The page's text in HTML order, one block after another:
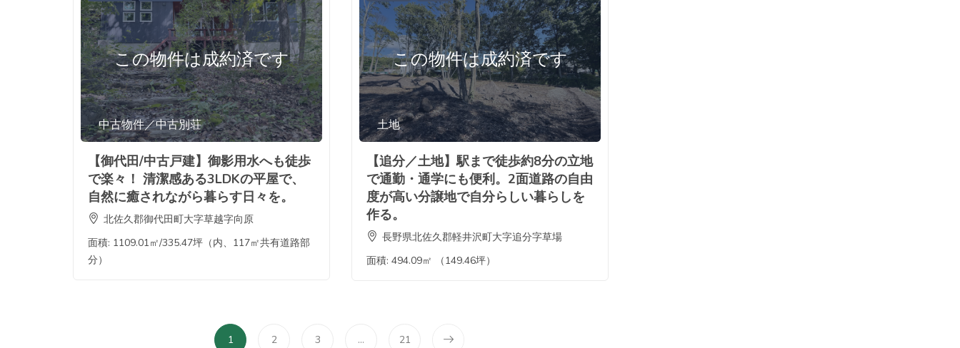
この物件は成約済です
中古物件／中古別荘
【御代田/中古戸建】御影用水へも徒歩
で楽々！ 清潔感ある3LDKの平屋で、
自然に癒されながら暮らす日々を。
北佐久郡御代田町大字草越字向原
面積: 1109.01㎡/335.47坪（内、117㎡共有道路部
分）
この物件は成約済です
土地
【追分／土地】駅まで徒歩約8分の立地
で通勤・通学にも便利。2面道路の自由
度が高い分譲地で自分らしい暮らしを
作る。
長野県北佐久郡軽井沢町大字追分字草場
面積: 494.09㎡ （149.46坪）
1 2 3 … 21